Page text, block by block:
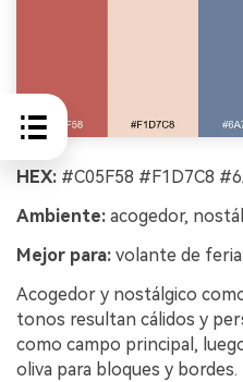
HEX: #C05F58 #F1D7C8
Ambiente: acogedor,
Mejor para: volante de feria
Acogedor y nostálgico
tonos resultan cálidos y
como campo principal,
oliva para bloques y bordes.